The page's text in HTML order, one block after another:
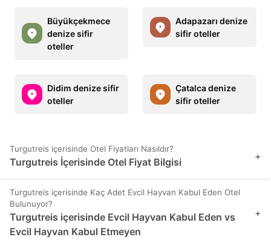
Büyükçekmece
denize sifir
oteller
Adapazarı denize
sifir oteller
Didim denize sifir
oteller
Çatalca denize
sifir oteller
Turgutreis içerisinde Otel Fiyatları Nasıldır?
Turgutreis İçerisinde Otel Fiyat Bilgisi +
Turgutreis içerisinde Kaç Adet Evcil Hayvan Kabul Eden Otel
Bulunuyor?
Turgutreis içerisinde Evcil Hayvan Kabul Eden vs
Evcil Hayvan Kabul Etmeyen
+